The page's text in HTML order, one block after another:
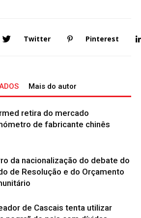
Twitter Pinterest
Mais do autor
retira do mercado
de fabricante chinês
da nacionalização do debate do
de Resolução e do Orçamento
de Cascais tenta utilizar